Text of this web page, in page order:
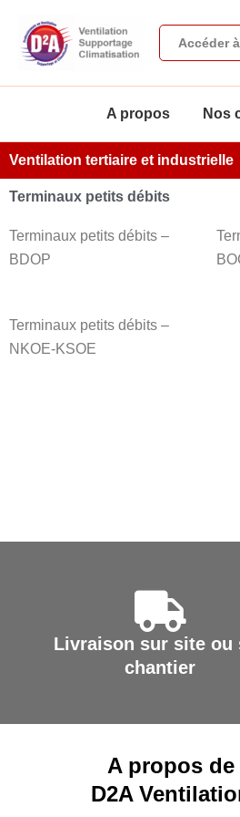
contenu
Accéder
A propos Nos
Ventilation tertiaire et industrielle
Terminaux petits débits
Terminaux petits débits –
BDOP
Terminaux petits débits –
NKOE-KSOE
Livraison sur site ou
chantier
A propos de
D2A